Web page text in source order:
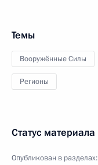
Темы
Вооружённые Силы
Регионы
Статус материала
Опубликован в разделах: